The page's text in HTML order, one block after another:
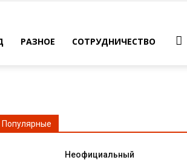
РАЗНОЕ СОТРУДНИЧЕСТВО
Популярные
Неофициальный